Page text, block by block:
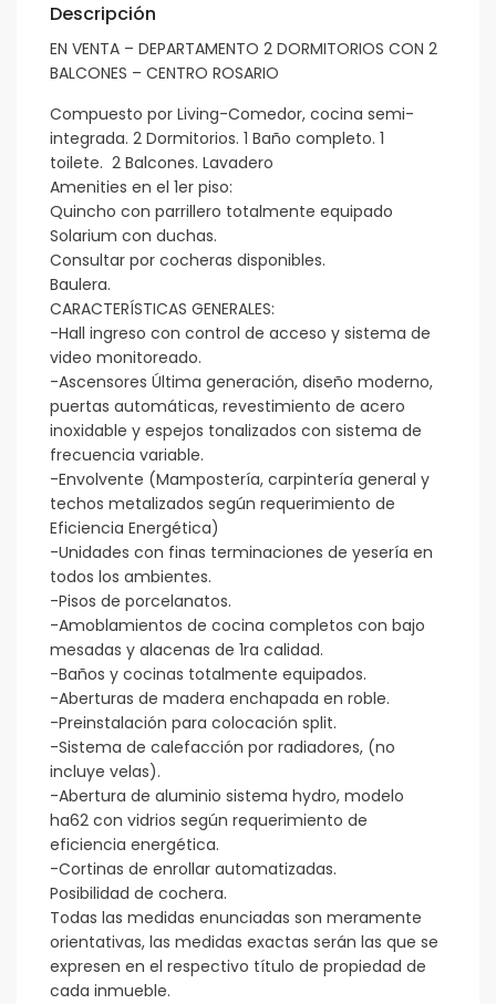
Descripción
EN VENTA – DEPARTAMENTO 2 DORMITORIOS CON 2
BALCONES – CENTRO ROSARIO
Compuesto por Living-Comedor, cocina semi-
integrada. 2 Dormitorios. 1 Baño completo. 1
toilete. 2 Balcones. Lavadero
Amenities en el 1er piso:
Quincho con parrillero totalmente equipado
Solarium con duchas.
Consultar por cocheras disponibles.
Baulera.
CARACTERÍSTICAS GENERALES:
-Hall ingreso con control de acceso y sistema de
video monitoreado.
-Ascensores Última generación, diseño moderno,
puertas automáticas, revestimiento de acero
inoxidable y espejos tonalizados con sistema de
frecuencia variable.
-Envolvente (Mampostería, carpintería general y
techos metalizados según requerimiento de
Eficiencia Energética)
-Unidades con finas terminaciones de yesería en
todos los ambientes.
-Pisos de porcelanatos.
-Amoblamientos de cocina completos con bajo
mesadas y alacenas de 1ra calidad.
-Baños y cocinas totalmente equipados.
-Aberturas de madera enchapada en roble.
-Preinstalación para colocación split.
-Sistema de calefacción por radiadores, (no
incluye velas).
-Abertura de aluminio sistema hydro, modelo
ha62 con vidrios según requerimiento de
eficiencia energética.
-Cortinas de enrollar automatizadas.
Posibilidad de cochera.
Todas las medidas enunciadas son meramente
orientativas, las medidas exactas serán las que se
expresen en el respectivo título de propiedad de
cada inmueble.